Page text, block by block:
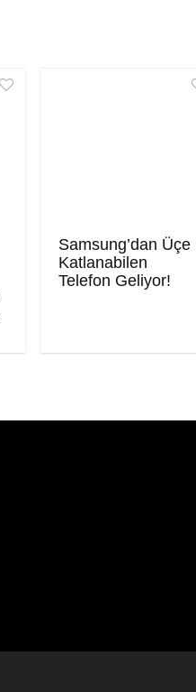
Samsung’dan Üçe
Katlanabilen
Telefon Geliyor!